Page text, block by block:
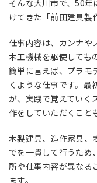
そんな大川市で、50
けてきた「前田建具製
仕事内容は、カンナや
木工機械を駆使しても
簡単に言えば、プラモ
くような仕事です。最
が、実践で覚えていく
作をしていただくこと
木製建具、造作家具、
でを一貫して行うため
所や仕事内容が異なる
ます。